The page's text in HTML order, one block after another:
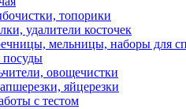
топорики
удалители косточек
мельницы, наборы для
овощечистки
яйцерезки
с тестом